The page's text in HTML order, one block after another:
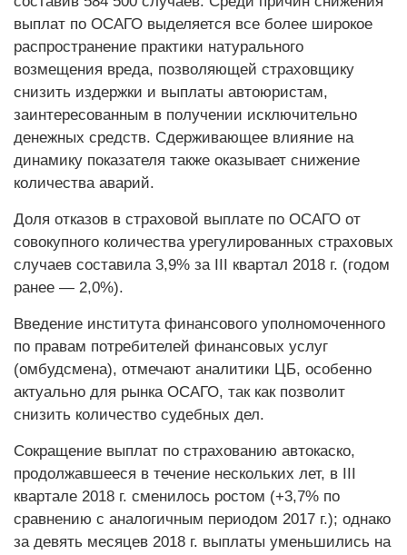
выплат по ОСАГО выделяется все более широкое
распространение практики натурального
возмещения вреда, позволяющей страховщику
снизить издержки и выплаты автоюристам,
заинтересованным в получении исключительно
денежных средств. Сдерживающее влияние на
динамику показателя также оказывает снижение
количества аварий.
Доля отказов в страховой выплате по ОСАГО от
совокупного количества урегулированных страховых
случаев составила 3,9% за III квартал 2018 г. (годом
ранее — 2,0%).
Введение института финансового уполномоченного
по правам потребителей финансовых услуг
(омбудсмена), отмечают аналитики ЦБ, особенно
актуально для рынка ОСАГО, так как позволит
снизить количество судебных дел.
Сокращение выплат по страхованию автокаско,
продолжавшееся в течение нескольких лет, в III
квартале 2018 г. сменилось ростом (+3,7% по
сравнению с аналогичным периодом 2017 г.); однако
за девять месяцев 2018 г. выплаты уменьшились на